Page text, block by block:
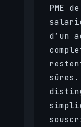
PME
d’un